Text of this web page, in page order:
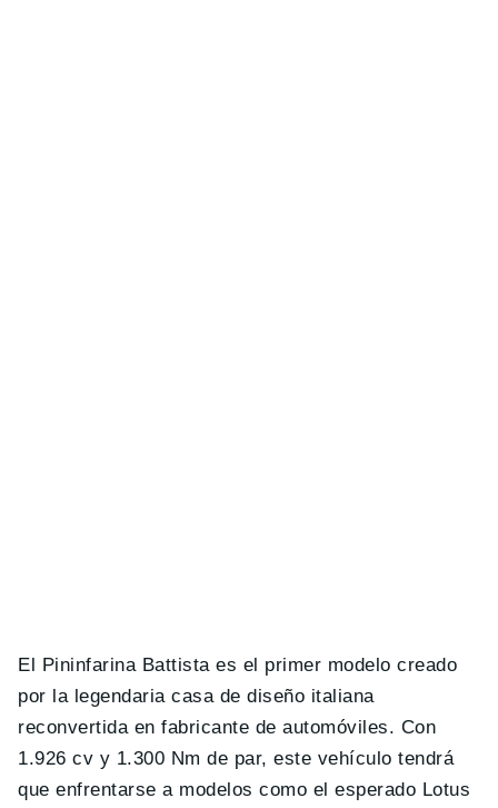
El Pininfarina Battista es el primer modelo creado
por la legendaria casa de diseño italiana
reconvertida en fabricante de automóviles. Con
1.926 cv y 1.300 Nm de par, este vehículo tendrá
que enfrentarse a modelos como el esperado Lotus